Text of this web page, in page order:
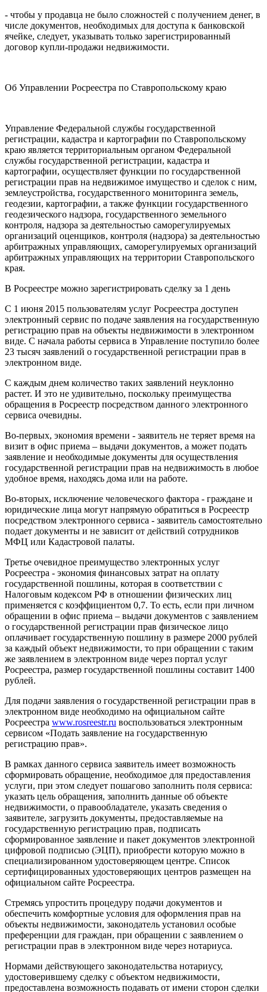
- чтобы у продавца не было сложностей с получением денег, в
числе документов, необходимых для доступа к банковской
ячейке, следует, указывать только зарегистрированный
договор купли-продажи недвижимости.
Об Управлении Росреестра по Ставропольскому краю
Управление Федеральной службы государственной
регистрации, кадастра и картографии по Ставропольскому
краю является территориальным органом Федеральной
службы государственной регистрации, кадастра и
картографии, осуществляет функции по государственной
регистрации прав на недвижимое имущество и сделок с ним,
землеустройства, государственного мониторинга земель,
геодезии, картографии, а также функции государственного
геодезического надзора, государственного земельного
контроля, надзора за деятельностью саморегулируемых
организаций оценщиков, контроля (надзора) за деятельностью
арбитражных управляющих, саморегулируемых организаций
арбитражных управляющих на территории Ставропольского
края.
В Росреестре можно зарегистрировать сделку за 1 день
С 1 июня 2015 пользователям услуг Росреестра доступен
электронный сервис по подаче заявления на государственную
регистрацию прав на объекты недвижимости в электронном
виде. С начала работы сервиса в Управление поступило более
23 тысяч заявлений о государственной регистрации прав в
электронном виде.
С каждым днем количество таких заявлений неуклонно
растет. И это не удивительно, поскольку преимущества
обращения в Росреестр посредством данного электронного
сервиса очевидны.
Во-первых, экономия времени - заявитель не теряет время на
визит в офис приема – выдачи документов, а может подать
заявление и необходимые документы для осуществления
государственной регистрации прав на недвижимость в любое
удобное время, находясь дома или на работе.
Во-вторых, исключение человеческого фактора - граждане и
юридические лица могут напрямую обратиться в Росреестр
посредством электронного сервиса - заявитель самостоятельно
подает документы и не зависит от действий сотрудников
МФЦ или Кадастровой палаты.
Третье очевидное преимущество электронных услуг
Росреестра - экономия финансовых затрат на оплату
государственной пошлины, которая в соответствии с
Налоговым кодексом РФ в отношении физических лиц
применяется с коэффициентом 0,7. То есть, если при личном
обращении в офис приема – выдачи документов с заявлением
о государственной регистрации прав физическое лицо
оплачивает государственную пошлину в размере 2000 рублей
за каждый объект недвижимости, то при обращении с таким
же заявлением в электронном виде через портал услуг
Росреестра, размер государственной пошлины составит 1400
рублей.
Для подачи заявления о государственной регистрации прав в
электронном виде необходимо на официальном сайте
Росреестра www.rosreestr.ru воспользоваться электронным
сервисом «Подать заявление на государственную
регистрацию прав».
В рамках данного сервиса заявитель имеет возможность
сформировать обращение, необходимое для предоставления
услуги, при этом следует пошагово заполнить поля сервиса:
указать цель обращения, заполнить данные об объекте
недвижимости, о правообладателе, указать сведения о
заявителе, загрузить документы, предоставляемые на
государственную регистрацию прав, подписать
сформированное заявление и пакет документов электронной
цифровой подписью (ЭЦП), приобрести которую можно в
специализированном удостоверяющем центре. Список
сертифицированных удостоверяющих центров размещен на
официальном сайте Росреестра.
Стремясь упростить процедуру подачи документов и
обеспечить комфортные условия для оформления прав на
объекты недвижимости, законодатель установил особые
преференции для граждан, при обращении с заявлением о
регистрации прав в электронном виде через нотариуса.
Нормами действующего законодательства нотариусу,
удостоверившему сделку с объектом недвижимости,
предоставлена возможность подавать от имени сторон сделки